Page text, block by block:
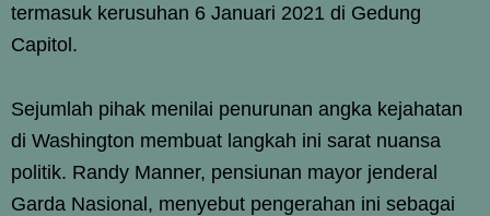
termasuk kerusuhan 6 Januari 2021 di Gedung
Capitol.
Sejumlah pihak menilai penurunan angka kejahatan
di Washington membuat langkah ini sarat nuansa
politik. Randy Manner, pensiunan mayor jenderal
Garda Nasional, menyebut pengerahan ini sebagai